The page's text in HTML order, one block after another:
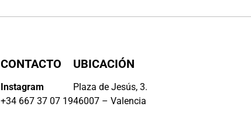
CONTACTO
Instagram
+34 667 37 07 19
UBICACIÓN
Plaza de Jesús, 3.
46007 – Valencia